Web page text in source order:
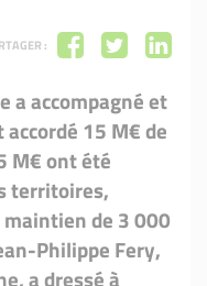
:
a accompagné et
15 M€ de
M€ ont été
territoires,
de 3 000
Philippe Fery,
a dressé à